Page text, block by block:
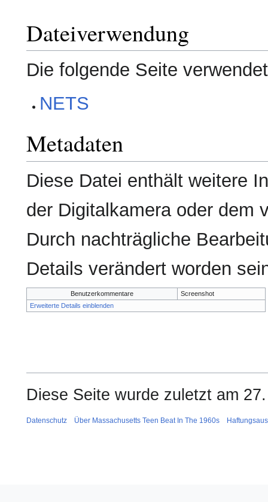
Dateiverwendung
Die folgende Seite
NETS
Metadaten
Diese Datei enthält weitere
der Digitalkamera oder dem
Durch nachträgliche
Details verändert worden
Benutzerkommentare
Screenshot
Erweiterte Details einblenden
Diese Seite wurde zuletzt am
Datenschutz Über Massachusetts Teen Beat In The 1960s